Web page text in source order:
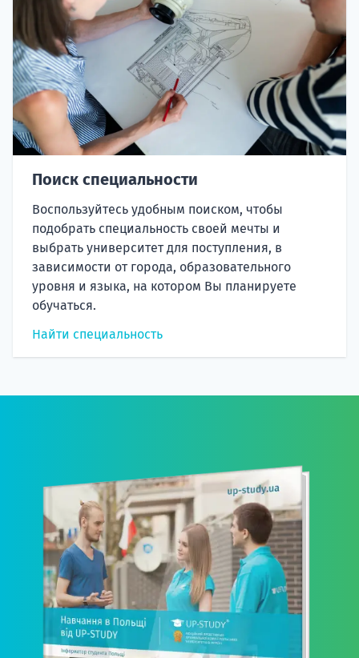
Поиск специальности
Воспользуйтесь удобным поиском, чтобы
подобрать специальность своей мечты и
выбрать университет для поступления, в
зависимости от города, образовательного
уровня и языка, на котором Вы планируете
обучаться.
Найти специальность